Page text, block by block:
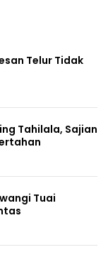
Telur Tidak
Tahilala, Sajian
Tuai